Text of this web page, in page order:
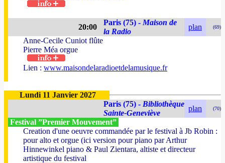
20:00
Paris (75) - Maison de
la Radio
plan (69)
Anne-Cecile Cuniot flûte
Pierre Méa orgue
Lien : www.maisondelaradioetdelamusique.fr
Lundi 11 Janvier 2027
Paris (75) - Bibliothèque
Sainte-Geneviève
plan (70)
Festival ”Premier Mouvement”
Creation d'une oeuvre commandée par le festival à Jb Robin :
pour alto et orgue (ici version pour piano par Arthur
Hinnewinkel piano & Paul Zientara, altiste et directeur
artistique du festival